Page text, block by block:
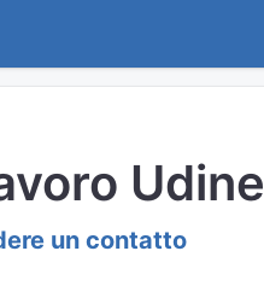
Udine
un contatto